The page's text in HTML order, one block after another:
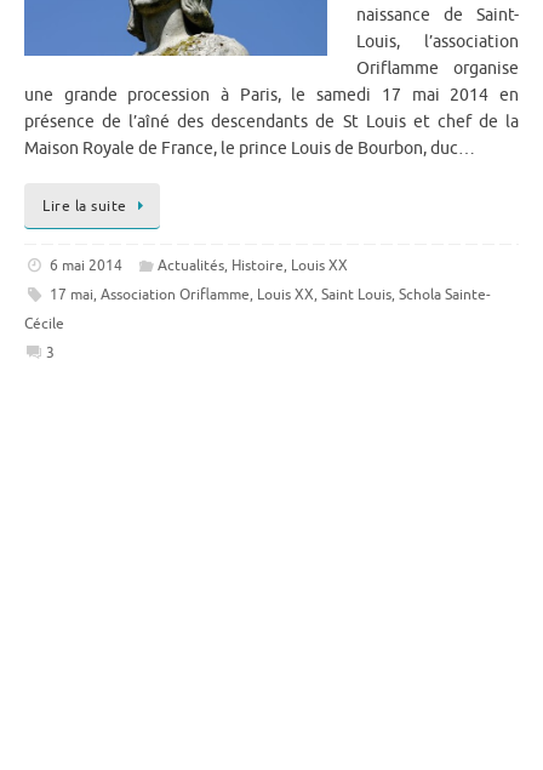
naissance de Saint-
Louis, l’association
Oriflamme organise
une grande procession à Paris, le samedi 17 mai 2014 en
présence de l’aîné des descendants de St Louis et chef de la
Maison Royale de France, le prince Louis de Bourbon, duc…
Lire la suite
6 mai 2014 Actualités, Histoire, Louis XX
17 mai, Association Oriflamme, Louis XX, Saint Louis, Schola Sainte-
Cécile
3